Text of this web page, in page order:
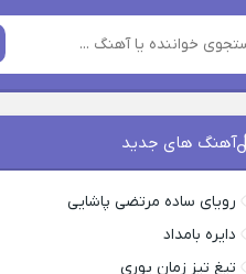
آهنگ های جدید
رویای ساده مرتضی پاشایی
دایره بامداد
تیغ تیز زمان پوری